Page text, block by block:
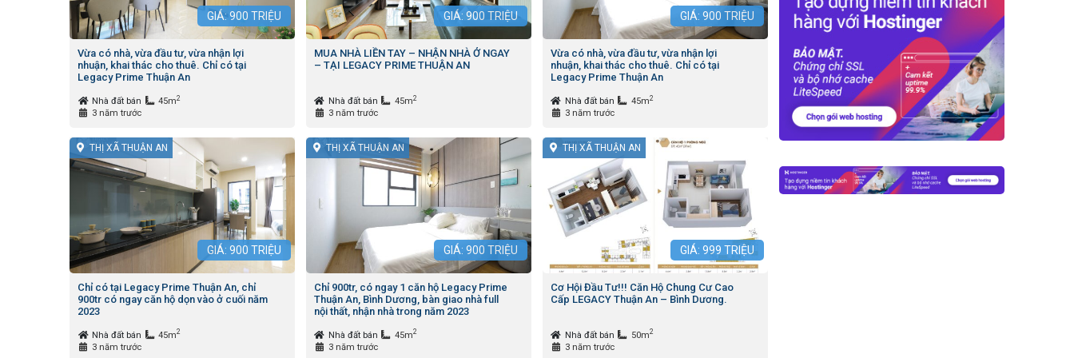
GIÁ: 900 TRIỆU
Vừa có nhà, vừa đầu tư, vừa nhận lợi
nhuận, khai thác cho thuê. Chỉ có tại
Legacy Prime Thuận An
Nhà đất bán 45m2
3 năm trước
GIÁ: 900 TRIỆU
MUA NHÀ LIỀN TAY – NHẬN NHÀ Ở NGAY
– TẠI LEGACY PRIME THUẬN AN
Nhà đất bán 45m2
3 năm trước
GIÁ: 900 TRIỆU
Vừa có nhà, vừa đầu tư, vừa nhận lợi
nhuận, khai thác cho thuê. Chỉ có tại
Legacy Prime Thuận An
Nhà đất bán 45m2
3 năm trước
THỊ XÃ THUẬN AN
GIÁ: 900 TRIỆU
Chỉ có tại Legacy Prime Thuận An, chỉ
900tr có ngay căn hộ dọn vào ở cuối năm
2023
Nhà đất bán 45m2
3 năm trước
THỊ XÃ THUẬN AN
GIÁ: 900 TRIỆU
Chỉ 900tr, có ngay 1 căn hộ Legacy Prime
Thuận An, Bình Dương, bàn giao nhà full
nội thất, nhận nhà trong năm 2023
Nhà đất bán 45m2
3 năm trước
THỊ XÃ THUẬN AN
GIÁ: 999 TRIỆU
Cơ Hội Đầu Tư!!! Căn Hộ Chung Cư Cao
Cấp LEGACY Thuận An – Bình Dương.
Nhà đất bán 50m2
3 năm trước